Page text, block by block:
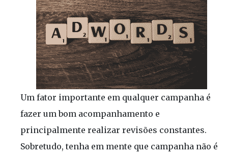
Um fator importante em qualquer campanha é
fazer um bom acompanhamento e
principalmente realizar revisões constantes.
Sobretudo, tenha em mente que campanha não é